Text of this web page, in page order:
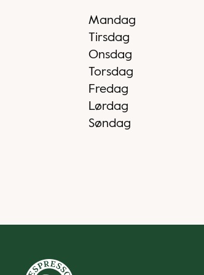
Mandag
Tirsdag
Onsdag
Torsdag
Fredag
Lørdag
Søndag